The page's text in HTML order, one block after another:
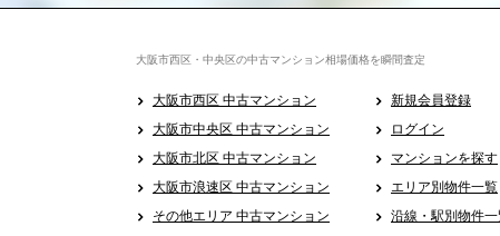
大阪市西区・中央区の中古マンション相場価格を瞬間査定
大阪市西区 中古マンション
大阪市中央区 中古マンション
大阪市北区 中古マンション
大阪市浪速区 中古マンション
その他エリア 中古マンション
新規会員登録
ログイン
マンションを探す
エリア別物件一覧
沿線・駅別物件